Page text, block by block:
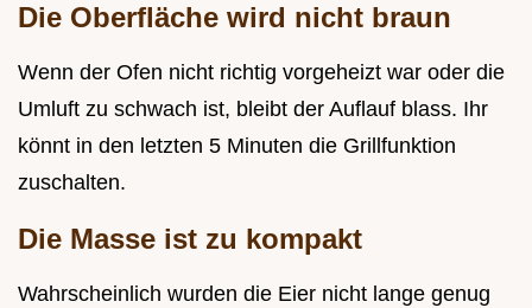
Die Oberfläche wird nicht braun
Wenn der Ofen nicht richtig vorgeheizt war oder die
Umluft zu schwach ist, bleibt der Auflauf blass. Ihr
könnt in den letzten 5 Minuten die Grillfunktion
zuschalten.
Die Masse ist zu kompakt
Wahrscheinlich wurden die Eier nicht lange genug